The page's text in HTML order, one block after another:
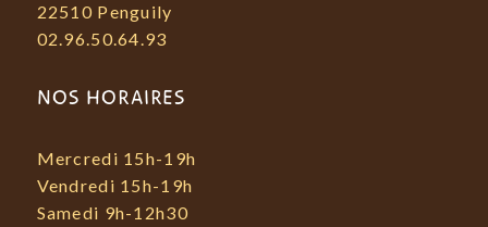
22510 Penguily
02.96.50.64.93
NOS HORAIRES
Mercredi 15h-19h
Vendredi 15h-19h
Samedi 9h-12h30